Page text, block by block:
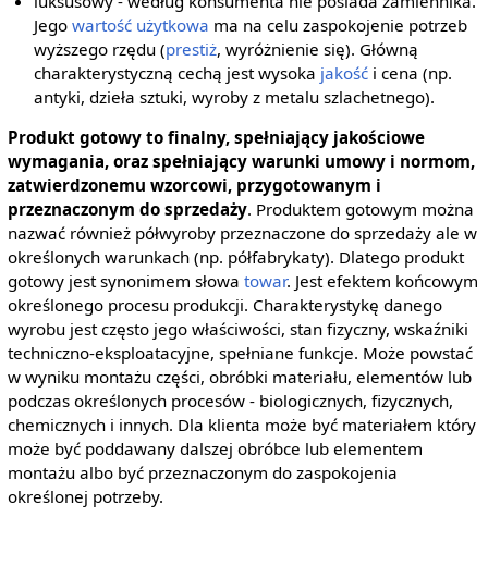
Jegowartość użytkowa ma na celu zaspokojenie potrzeb
wyższego rzędu (prestiż, wyróżnienie się). Główną
charakterystyczną cechą jest wysoka jakość i cena (np.
antyki, dzieła sztuki, wyroby z metalu szlachetnego).
Produkt gotowy to finalny, spełniający jakościowe
wymagania, oraz spełniający warunki umowy i normom,
zatwierdzonemu wzorcowi, przygotowanym i
przeznaczonym do sprzedaży. Produktem gotowym można
nazwać również półwyroby przeznaczone do sprzedaży ale w
określonych warunkach (np. półfabrykaty). Dlatego produkt
gotowy jest synonimem słowa towar. Jest efektem końcowym
określonego procesu produkcji. Charakterystykę danego
wyrobu jest często jego właściwości, stan fizyczny, wskaźniki
techniczno-eksploatacyjne, spełniane funkcje. Może powstać
w wyniku montażu części, obróbki materiału, elementów lub
podczas określonych procesów - biologicznych, fizycznych,
chemicznych i innych. Dla klienta może być materiałem który
może być poddawany dalszej obróbce lub elementem
montażu albo być przeznaczonym do zaspokojenia
określonej potrzeby.